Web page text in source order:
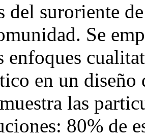
del suroriente
Se
enfoques
en un
las
80% de